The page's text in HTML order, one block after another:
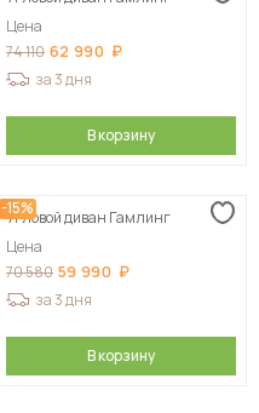
Цена
74 110 62 990
за 3 дня
В корзину
-15%
Угловой диван Гамлинг
Цена
70 580 59 990
за 3 дня
В корзину